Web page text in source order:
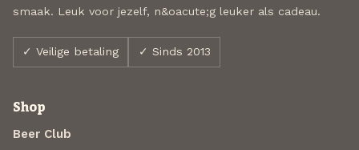
smaak. Leuk voor jezelf, n&oacute;g leuker als cadeau.
✓ Veilige betaling ✓ Sinds 2013
Shop
Beer Club